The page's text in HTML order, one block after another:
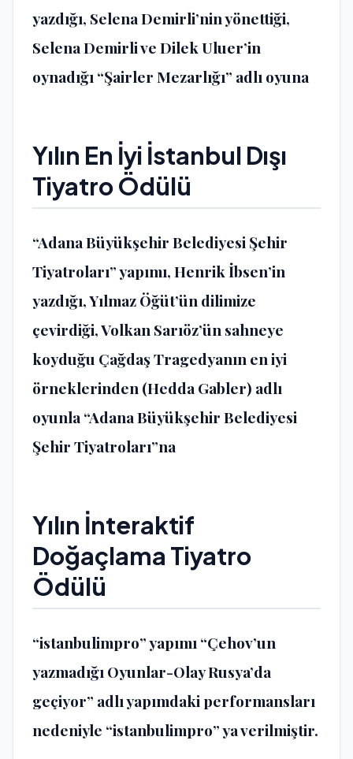
yazdığı, Selena Demirli’nin yönettiği,
Selena Demirli ve Dilek Uluer’in
oynadığı “Şairler Mezarlığı” adlı oyuna
Yılın En İyi İstanbul Dışı
Tiyatro Ödülü
“Adana Büyükşehir Belediyesi Şehir
Tiyatroları” yapımı, Henrik İbsen’in
yazdığı, Yılmaz Öğüt’ün dilimize
çevirdiği, Volkan Sarıöz’ün sahneye
koyduğu Çağdaş Tragedyanın en iyi
örneklerinden (Hedda Gabler) adlı
oyunla “Adana Büyükşehir Belediyesi
Şehir Tiyatroları”na
Yılın İnteraktif
Doğaçlama Tiyatro
Ödülü
“istanbulimpro”‬ yapımı “Çehov’un
yazmadığı Oyunlar-Olay Rusya’da
geçiyor” adlı yapımdaki performansları
nedeniyle “istanbulimpro” ya verilmiştir.